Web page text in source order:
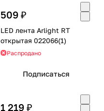
509 ₽
LED лента Arlight RT
открытая 022066(1)
Распродано
Подписаться
1 219 ₽